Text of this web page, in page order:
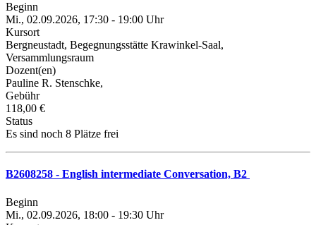
Beginn
Mi., 02.09.2026, 17:30 - 19:00 Uhr
Kursort
Bergneustadt, Begegnungsstätte Krawinkel-Saal,
Versammlungsraum
Dozent(en)
Pauline R. Stenschke,
Gebühr
118,00 €
Status
Es sind noch 8 Plätze frei
B2608258 - English intermediate Conversation, B2
Beginn
Mi., 02.09.2026, 18:00 - 19:30 Uhr